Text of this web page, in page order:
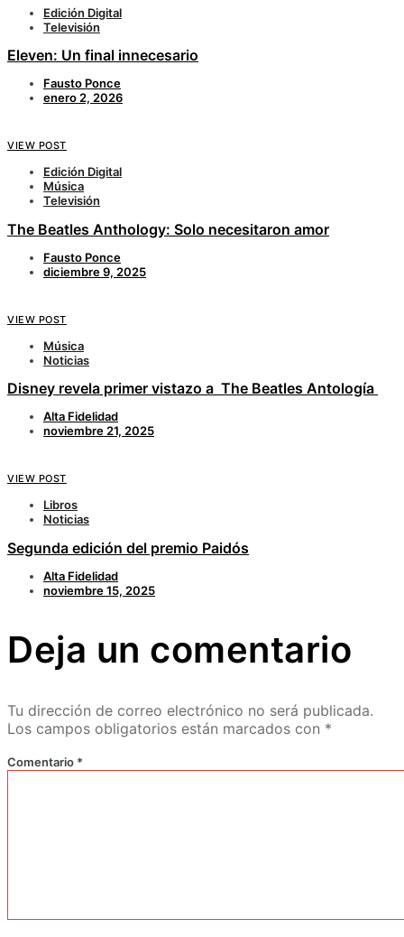
Edición Digital
Televisión
Eleven: Un final innecesario
Fausto Ponce
enero 2, 2026
VIEW POST
Edición Digital
Música
Televisión
The Beatles Anthology: Solo necesitaron amor
Fausto Ponce
diciembre 9, 2025
VIEW POST
Música
Noticias
Disney revela primer vistazo a The Beatles Antología
Alta Fidelidad
noviembre 21, 2025
VIEW POST
Libros
Noticias
Segunda edición del premio Paidós
Alta Fidelidad
noviembre 15, 2025
Deja un comentario
Tu dirección de correo electrónico no será publicada.
Los campos obligatorios están marcados con *
Comentario *